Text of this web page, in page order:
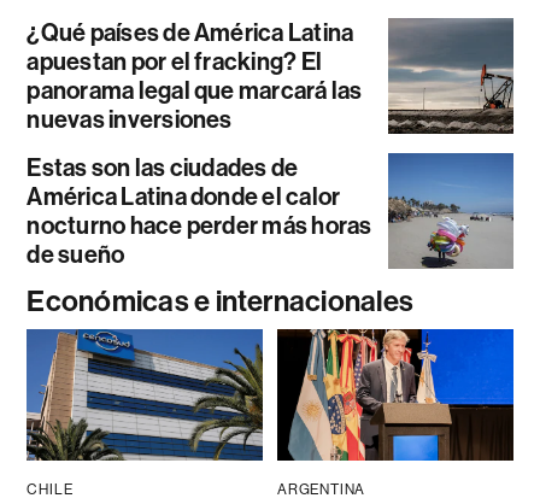
¿Qué países de América Latina
apuestan por el fracking? El
panorama legal que marcará las
nuevas inversiones
Estas son las ciudades de
América Latina donde el calor
nocturno hace perder más horas
de sueño
Económicas e internacionales
CHILE ARGENTINA